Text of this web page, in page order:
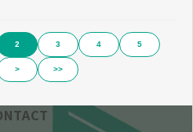
2 3 4 5
> >>